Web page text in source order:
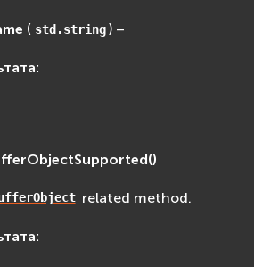
( std.string ) –
:
()
related method.
: